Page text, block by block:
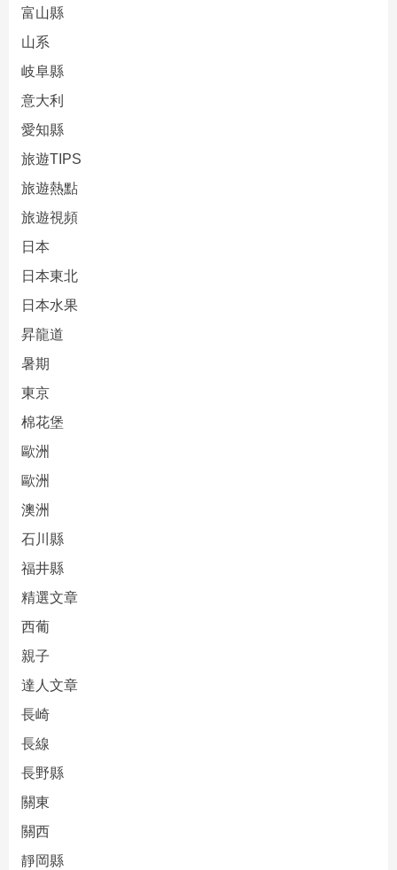
富山縣
山系
岐阜縣
意大利
愛知縣
旅遊TIPS
旅遊熱點
旅遊視頻
日本
日本東北
日本水果
昇龍道
暑期
東京
棉花堡
歐洲
歐洲
澳洲
石川縣
福井縣
精選文章
西葡
親子
達人文章
長崎
長線
長野縣
關東
關西
靜岡縣